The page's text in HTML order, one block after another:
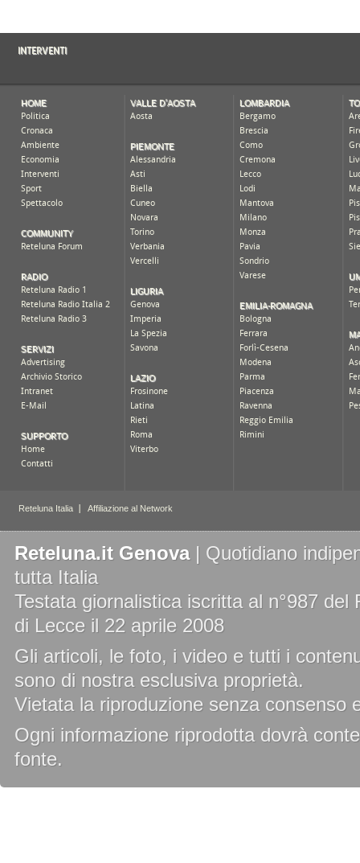
Reteluna.it Genova| Quotidiano
tutta Italia
Testata giornalistica iscritta al n°987
di Lecce il 22 aprile 2008
Gli articoli, le foto, i video e tutti i
sono di nostra esclusiva proprietà.
Vietata la riproduzione senza consenso
Ogni informazione riprodotta dovrà
fonte.